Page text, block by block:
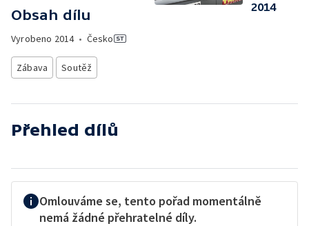
Obsah dílu
Vyrobeno 2014• Česko
Zábava Soutěž
2014
Přehled dílů
Omlouváme se, tento pořad momentálně
nemá žádné přehratelné díly.